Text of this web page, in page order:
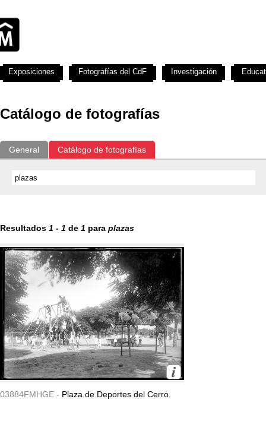
Catálogo de fotografías
General Catálogo de fotografías
Resultados 1 - 1 de 1 para plazas
03884FMHGE - Plaza de Deportes del Cerro.
Exposiciones Fotografías del CdF Investigación